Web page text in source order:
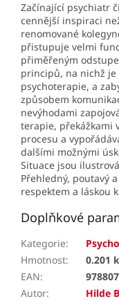
Začínající psychiatr
cennější inspiraci
renomované
přistupuje velmi
přiměřeným
principů, na nichž je
psychoterapie, a
způsobem
nevýhodami
terapie, překážkami
procesu a
dalšími možnými
Situace jsou
Přehledný, poutavý
respektem a láskou
Doplňkové
Kategorie:
Hmotnost:
0.201
EAN:
Autor:
Hilde